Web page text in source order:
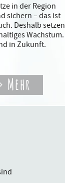
in der Region
sichern – das ist
Deshalb setzen
Wachstum.
in Zukunft.
Mehr